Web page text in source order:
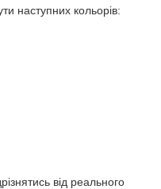
наступних кольорів:
від реального